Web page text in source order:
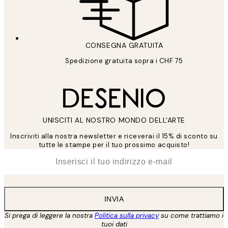
CONSEGNA GRATUITA
Spedizione gratuita sopra i CHF 75
UNISCITI AL NOSTRO MONDO DELL'ARTE
Inscriviti alla nostra newsletter e riceverai il 15% di sconto su
tutte le stampe per il tuo prossimo acquisto!
INVIA
Si prega di leggere la nostra Politica sulla privacysu come trattiamo i
tuoi dati